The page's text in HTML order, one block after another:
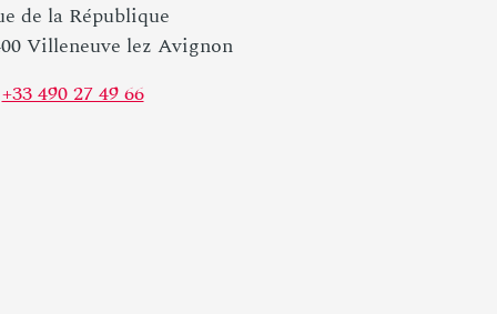
de la République
Villeneuve lez Avignon
+33 490 27 49 66